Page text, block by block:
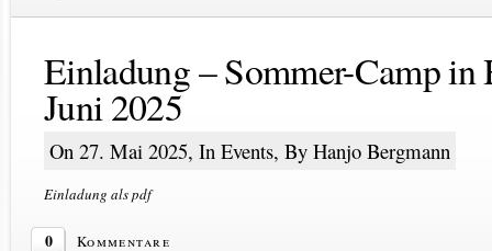
Einladung – Sommer-Camp in
Juni 2025
On 27. Mai 2025, In Events, By Hanjo Bergmann
Einladung als pdf
0 Kommentare